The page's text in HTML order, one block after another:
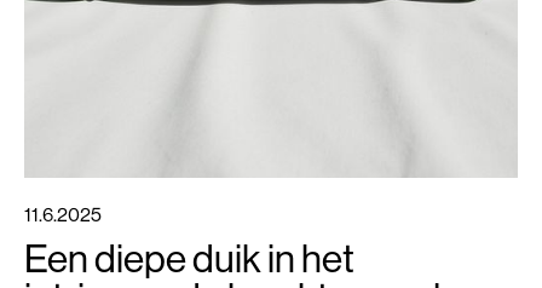
11.6.2025
Een diepe duik in het